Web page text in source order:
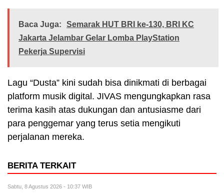
Baca Juga:
Semarak HUT BRI ke-130, BRI KC
Jakarta Jelambar Gelar Lomba PlayStation
Pekerja Supervisi
Lagu “Dusta” kini sudah bisa dinikmati di berbagai
platform musik digital. JIVAS mengungkapkan rasa
terima kasih atas dukungan dan antusiasme dari
para penggemar yang terus setia mengikuti
perjalanan mereka.
BERITA TERKAIT
Sabtu, 8 Agustus 2026 - 10:37 WIB